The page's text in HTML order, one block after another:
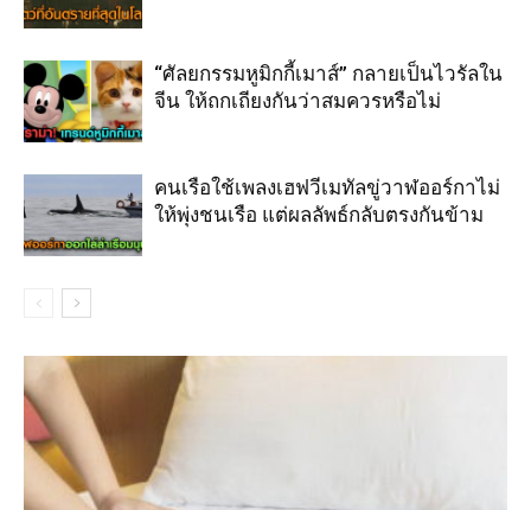
“ศัลยกรรมหูมิกกี้เมาส์” กลายเป็นไวรัลใน
จีน ให้ถกเถียงกันว่าสมควรหรือไม่
คนเรือใช้เพลงเฮฟวีเมทัลขู่วาฬออร์กาไม่
ให้พุ่งชนเรือ แต่ผลลัพธ์กลับตรงกันข้าม